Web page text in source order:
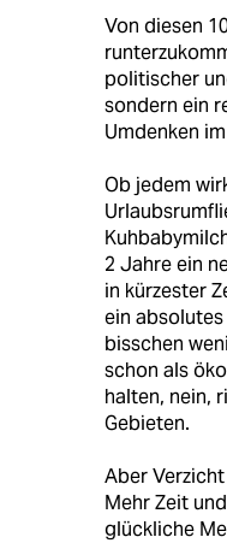
Von diesen
politischer
sondern ein
Umdenken
Ob jedem
2 Jahre ein
in kürzester
ein
bisschen
schon als
halten, nein,
Gebieten.
Aber
Mehr Zeit
glückliche